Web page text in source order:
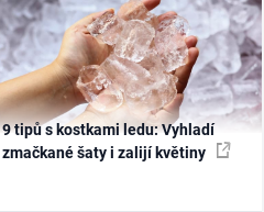
9 tipů s kostkami ledu: Vyhladí
zmačkané šaty i zalijí květiny